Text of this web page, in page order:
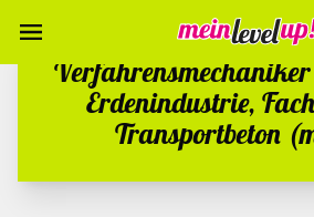
Erdenindustrie,
Transportbeton